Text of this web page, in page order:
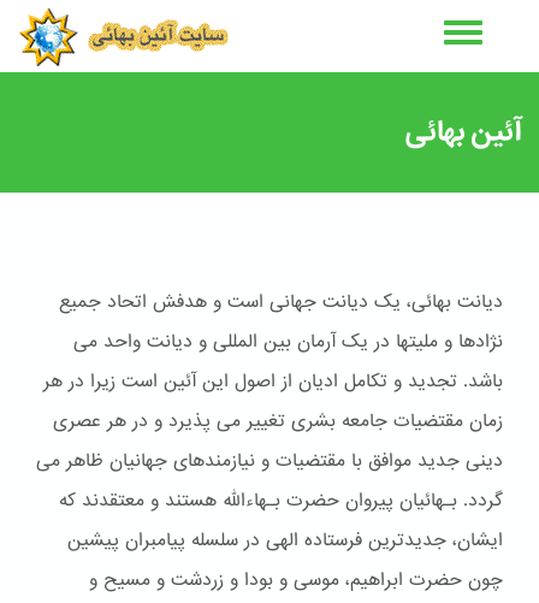
آئین بهائی
دیانت بهائی، یک دیانت جهانی است و هدفش اتحاد جمیع
نژادها و ملیتها در یک آرمان بین المللی و دیانت واحد می
باشد. تجدید و تکامل ادیان از اصول این آئین است زیرا در هر
زمان مقتضیات جامعه بشری تغییر می پذیرد و در هر عصری
دینی جدید موافق با مقتضیات و نیازمندهای جهانیان ظاهر می
گردد. بـهائیان پیروان حضرت بـهاءالله هستند و معتقدند که
ایشان، جدیدترین فرستاده الهی در سلسله پیامبران پیشین
چون حضرت ابراهیم، موسی و بودا و زردشت و مسیح و